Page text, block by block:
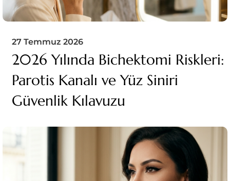
27 Temmuz 2026
2026 Yılında Bichektomi Riskleri:
Parotis Kanalı ve Yüz Siniri
Güvenlik Kılavuzu